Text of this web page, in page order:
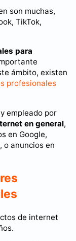
son muchas,
TikTok,
para
ámbito, existen
profesionales
empleado por
en general,
en Google,
o anuncios en
de internet